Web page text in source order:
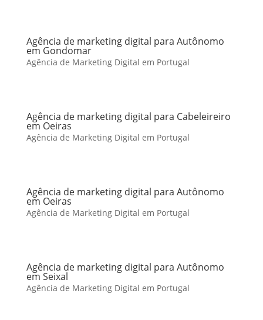
Agência de marketing digital para Autônomo
em Gondomar
Agência de Marketing Digital em Portugal
Agência de marketing digital para Cabeleireiro
em Oeiras
Agência de Marketing Digital em Portugal
Agência de marketing digital para Autônomo
em Oeiras
Agência de Marketing Digital em Portugal
Agência de marketing digital para Autônomo
em Seixal
Agência de Marketing Digital em Portugal